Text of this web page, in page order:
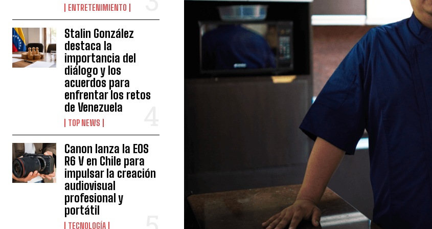
ENTRETENIMIENTO
Stalin González
destaca la
importancia del
diálogo y los
acuerdos para
enfrentar los retos
de Venezuela
TOP NEWS
Canon lanza la EOS
R6 V en Chile para
impulsar la creación
audiovisual
profesional y
portátil
TECNOLOGÍA